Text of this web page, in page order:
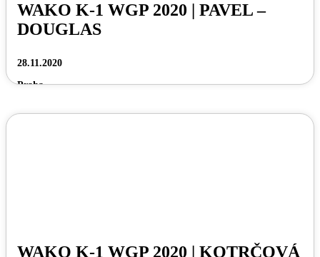
WAKO K-1 WGP 2020 | PAVEL –
DOUGLAS
28.11.2020
Praha
WAKO K-1 WGP 2020 | KOTRČOVÁ